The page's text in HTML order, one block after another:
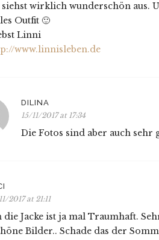
siehst wirklich wunderschön aus.
Outfit 🙂
Linni
www.linnisleben.de
DILINA
15/11/2017 at 17:34
Die Fotos sind aber auch sehr
2017 at 21:11
die Jacke ist ja mal Traumhaft.
Bilder.. Schade das der